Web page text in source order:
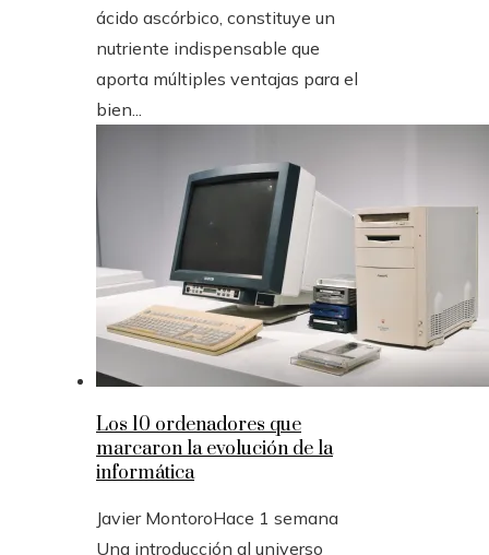
ácido ascórbico, constituye un
nutriente indispensable que
aporta múltiples ventajas para el
bien...
Los 10 ordenadores que
marcaron la evolución de la
informática
Javier MontoroHace 1 semana
Una introducción al universo